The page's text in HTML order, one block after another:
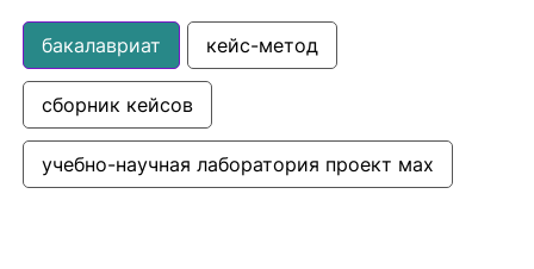
бакалавриат кейс-метод
сборник кейсов
учебно-научная лаборатория проект мах